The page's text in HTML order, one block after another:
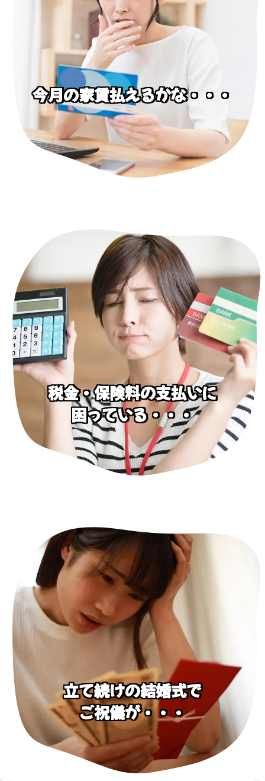
今月の家賃払えるかな・・・
税金・保険料の支払いに
困っている・・・
立て続けの結婚式で
ご祝儀が・・・